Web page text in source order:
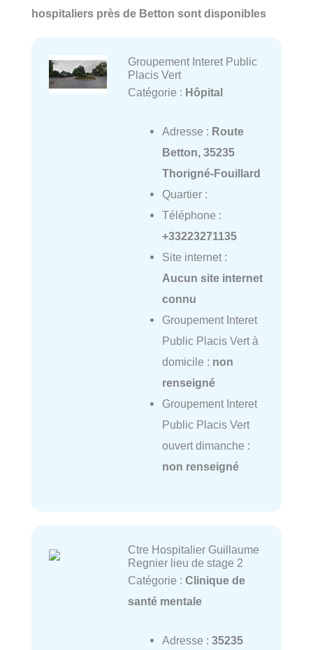
hospitaliers près de Betton sont disponibles
Groupement Interet Public
Placis Vert
Catégorie : Hôpital
Adresse : Route
Betton, 35235
Thorigné-Fouillard
Quartier :
Téléphone :
+33223271135
Site internet :
Aucun site internet
connu
Groupement Interet
Public Placis Vert à
domicile : non
renseigné
Groupement Interet
Public Placis Vert
ouvert dimanche :
non renseigné
Ctre Hospitalier Guillaume
Regnier lieu de stage 2
Catégorie : Clinique de
santé mentale
Adresse : 35235